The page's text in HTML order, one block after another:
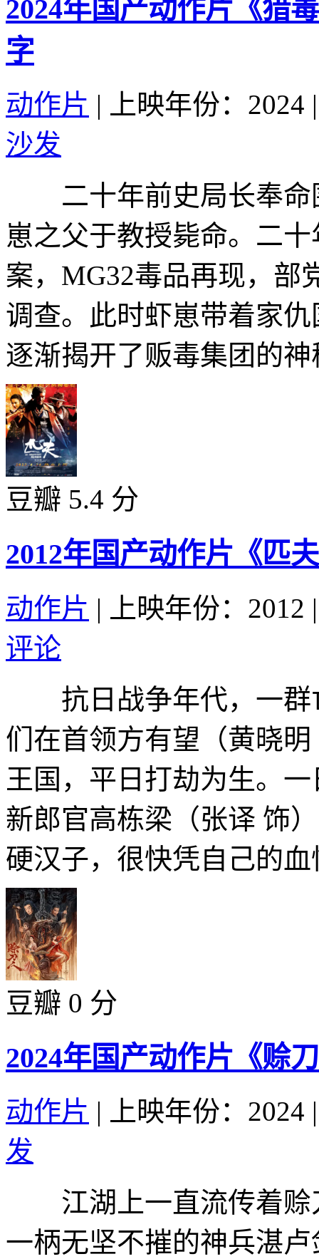
2024年国产动作片《猎
字
动作片 | 上映年份：2024 |
沙发
二十年前史局长奉命
崽之父于教授毙命。二
案，MG32毒品再现，部
调查。此时虾崽带着家
逐渐揭开了贩毒集团的
豆瓣 5.4 分
2012年国产动作片《匹
动作片 | 上映年份：2012 |
评论
抗日战争年代，一群
们在首领方有望（黄晓
王国，平日打劫为生。
新郎官高栋梁（张译 饰
硬汉子，很快凭自己的
豆瓣 0 分
2024年国产动作片《赊
动作片 | 上映年份：2024 |
发
江湖上一直流传着赊
一柄无坚不摧的神兵湛